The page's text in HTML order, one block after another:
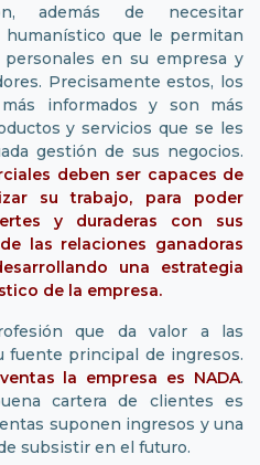
además de necesitar
que le permitan
en su empresa y
Precisamente estos, los
informados y son más
y servicios que se les
gestión de sus negocios.
deben ser capaces de
su trabajo, para poder
y duraderas con sus
las relaciones ganadoras
una estrategia
de la empresa.
que da valor a las
fuente principal de ingresos.
la empresa es NADA.
cartera de clientes es
suponen ingresos y una
subsistir en el futuro.